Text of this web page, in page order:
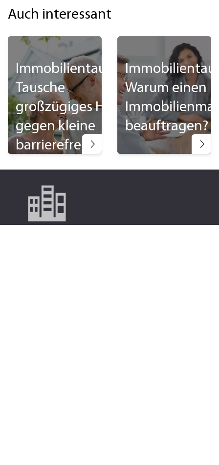
Auch interessant
Immobilientausch:
Tausche
großzügiges Haus
gegen kleine
barrierefreie
Warum einen
beauftragen?